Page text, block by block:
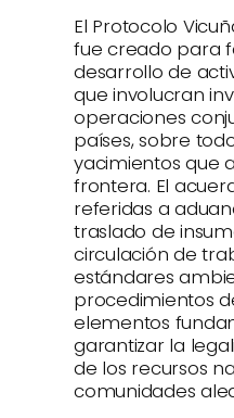
El Protocolo
fue creado para
desarrollo de
que involucran
operaciones
países, sobre
yacimientos que
frontera. El
referidas a
traslado de
circulación de
estándares
procedimientos
elementos
garantizar la
de los recursos
comunidades